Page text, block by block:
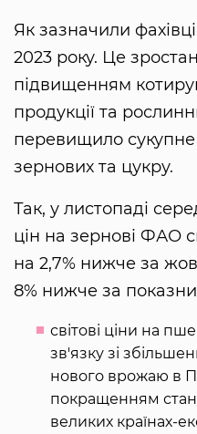
Як зазначили
2023 року. Це
підвищенням
продукції та
перевищило
зернових та цукру.
Так, у листопаді
цін на зернові ФАО
на 2,7% нижче за
8% нижче за
світові ціни на
зв'язку зі
нового врожаю в
покращенням
великих країнах-